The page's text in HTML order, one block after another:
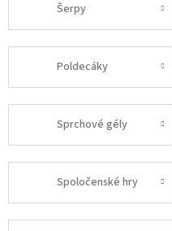
Šerpy
Poldecáky
Sprchové gély
Spoločenské hry